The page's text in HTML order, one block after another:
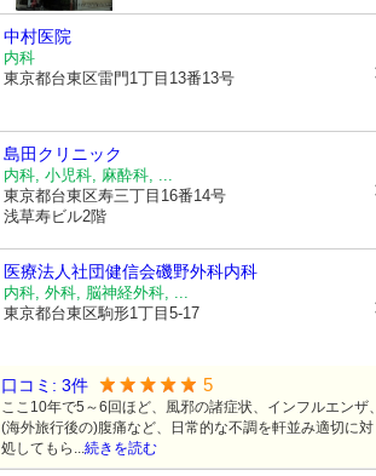
中村医院
内科
東京都台東区雷門1丁目13番13号
島田クリニック
内科, 小児科, 麻酔科, ...
東京都台東区寿三丁目16番14号
浅草寿ビル2階
医療法人社団健信会磯野外科内科
内科, 外科, 脳神経外科, ...
東京都台東区駒形1丁目5-17
口コミ: 3件 5
ここ10年で5～6回ほど、風邪の諸症状、インフルエンザ、
(海外旅行後の)腹痛など、日常的な不調を軒並み適切に対
処してもら...続きを読む